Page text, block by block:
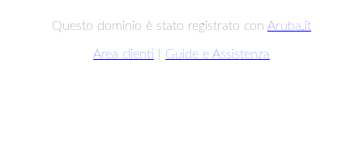
Questo dominio è stato registrato con Aruba.it
Area clienti Guide e Assistenza